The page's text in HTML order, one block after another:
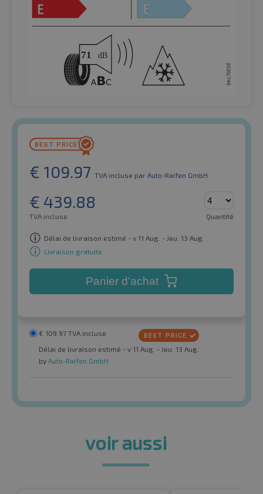
€ 109.97 TVA incluse par Auto-Raifen GmbH
€ 439.88
TVA incluse Quantité
Délai de livraison estimé - v 11 Aug. - Jeu. 13 Aug.
Livraison gratuite
Panier d'achat
€ 109.97 TVA incluse
Délai de livraison estimé - v 11 Aug. - Jeu. 13 Aug.
by Auto-Raifen GmbH
voir aussi